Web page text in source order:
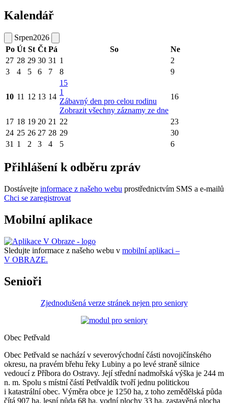
Kalendář
Srpen2026
Po Út St Čt Pá So
Ne
27 28 29 30 31 1
2
3
4 5 6 7 8 9
10 11 12 13 14
15
1
Zábavný den pro celou rodinu
Zobrazit všechny záznamy ze dne
16
17 18 19 20 21 22
23
24 25 26 27 28 29
30
31 1 2 3 4 5 6
Přihlášení k odběru zpráv
Dostávejte informace z našeho webu prostřednictvím SMS a e-mailů
Chci se zaregistrovat
Mobilní aplikace
Sledujte informace z našeho webu v mobilní aplikaci –
V OBRAZE.
Senioři
Zjednodušená verze stránek nejen pro seniory
Obec Petřvald
Obec Petřvald se nachází v severovýchodní části novojičínského
okresu, na pravém břehu řeky Lubiny a po levé straně silnice
vedoucí z Příbora do Ostravy. Její střední nadmořská výška je 244 m
n. m. Spolu s místní částí Petřvaldík tvoří jednu politickou
i katastrální obec. Výměra obce je 1250 ha, z toho zemědělská půda
čítá 907 ha, lesní půda 68 ha, vodní plochy 33 ha, zastavěná plocha